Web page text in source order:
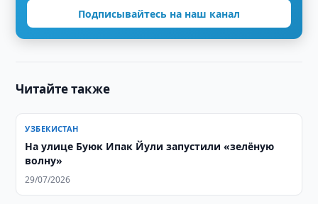
Подписывайтесь на наш канал
Читайте также
УЗБЕКИСТАН
На улице Буюк Ипак Йули запустили «зелёную
волну»
29/07/2026